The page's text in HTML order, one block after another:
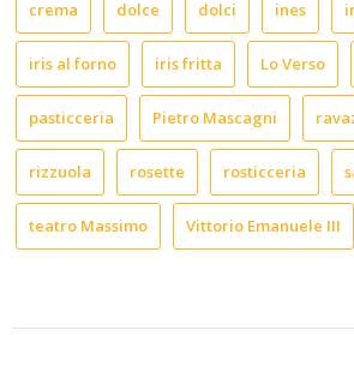
crema dolce dolci ines
iris al forno iris fritta Lo Verso
pasticceria Pietro Mascagni
rizzuola rosette rosticceria
teatro Massimo Vittorio Emanuele III